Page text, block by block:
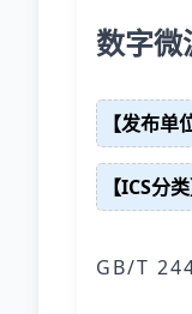
数字
【发布单
【ICS分类
GB/T